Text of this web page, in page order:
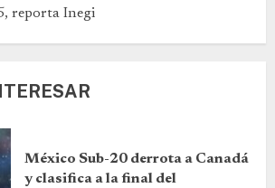
reporta Inegi
México Sub-20 derrota a Canadá
y clasifica a la final del